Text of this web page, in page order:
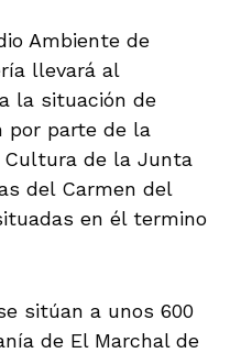
Ambiente de
llevará al
la situación de
por parte de la
Cultura de la Junta
del Carmen del
en él termino
sitúan a unos 600
de El Marchal de